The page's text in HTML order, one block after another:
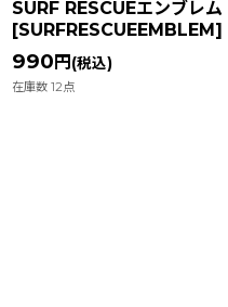
SURF RESCUEエンブレム
[SURFRESCUEEMBLEM]
990 円 (税込)
在庫数 12点